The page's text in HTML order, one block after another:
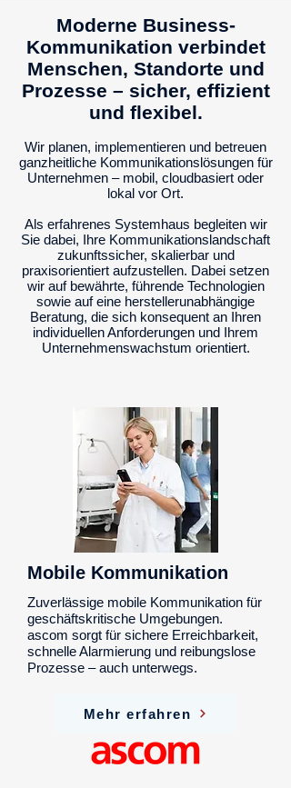
Moderne Business-
Kommunikation verbindet
Menschen, Standorte und
Prozesse – sicher, effizient
und flexibel.
Wir planen, implementieren und betreuen
ganzheitliche Kommunikationslösungen für
Unternehmen – mobil, cloudbasiert oder
lokal vor Ort.
Als erfahrenes Systemhaus begleiten wir
Sie dabei, Ihre Kommunikationslandschaft
zukunftssicher, skalierbar und
praxisorientiert aufzustellen. Dabei setzen
wir auf bewährte, führende Technologien
sowie auf eine herstellerunabhängige
Beratung, die sich konsequent an Ihren
individuellen Anforderungen und Ihrem
Unternehmenswachstum orientiert.
Mobile Kommunikation
Zuverlässige mobile Kommunikation für
geschäftskritische Umgebungen.
ascom sorgt für sichere Erreichbarkeit,
schnelle Alarmierung und reibungslose
Prozesse – auch unterwegs.
Mehr erfahren